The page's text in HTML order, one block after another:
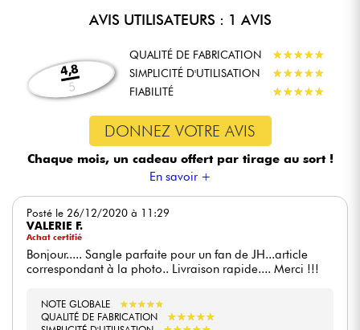
AVIS UTILISATEURS : 1 AVIS
4,8
5
QUALITÉ DE FABRICATION ★★★★★
★★★★★
SIMPLICITÉ D'UTILISATION
★★★★★
★★★★★
FIABILITÉ
★★★★★
★★★★★
DONNEZ VOTRE AVIS
Chaque mois, un cadeau offert par tirage au sort !
En savoir +
Posté le 26/12/2020 à 11:29
VALERIE F.
Achat certifié
Bonjour..... Sangle parfaite pour un fan de JH...article
correspondant à la photo.. Livraison rapide.... Merci !!!
NOTE GLOBALE ★★★★★
★★★★★
QUALITÉ DE FABRICATION
★★★★★
★★★★★